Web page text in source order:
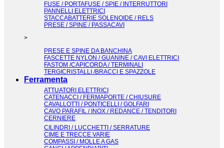
FUSE / PORTAFUSE / SPIE / INTERRUTTORI
PANNELLI ELETTRICI
STACCABATTERIE.SOLENOIDE / RELS
PRESE / SPINE / PASSACAVI
>
PRESE E SPINE DA BANCHINA
FASCETTE NYLON / GUANINE / CAVI ELETTRICI
FASTOM /CAPICORDA / TERMINALI
TERGICRISTALLI /BRACCI E SPAZZOLE
Ferramenta
ATTUATORI ELETTRICI
CATENACCI / FERMAPORTE / CHIUSURE
CAVALLOTTI / PONTICELLI / GOLFARI
CAVO PARAFIL / INOX / REDANCE / TENDITORI
CERNIERE
CILINDRI / LUCCHETTI / SERRATURE
CIME E TRECCE VARIE
COMPASSI / MOLLE A GAS